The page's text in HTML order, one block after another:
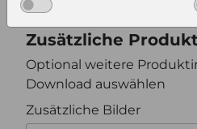
Zusätzliche
Optional weitere
Download auswählen
Zusätzliche Bilder